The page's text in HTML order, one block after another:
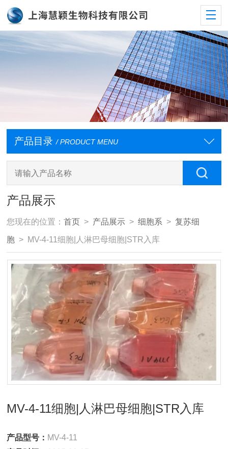
产品目录 / PRODUCT MENU
产品展示
您现在的位置：首页 > 产品展示 >细胞系 >复苏细
胞 > MV-4-11细胞|人淋巴母细胞|STR入库
MV-4-11细胞|人淋巴母细胞|STR入库
产品型号： MV-4-11